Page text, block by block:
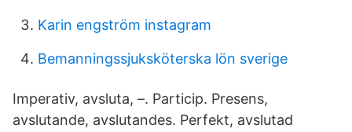
Karin engström instagram
Bemanningssjuksköterska lön sverige
Imperativ, avsluta, –. Particip. Presens,
avslutande, avslutandes. Perfekt, avslutad